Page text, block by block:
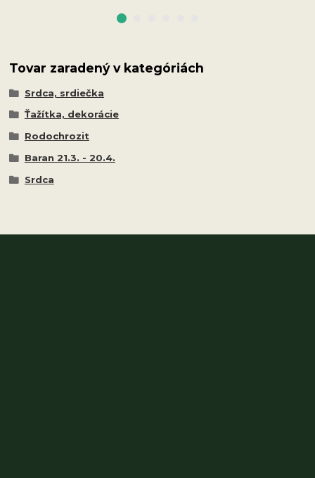
Tovar zaradený v kategóriách
Srdca, srdiečka
Ťažítka, dekorácie
Rodochrozit
Baran 21.3. - 20.4.
Srdca